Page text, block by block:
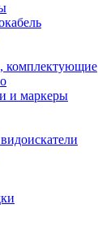
комплектующие
и маркеры